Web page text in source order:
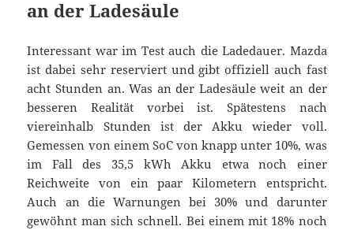
an der Ladesäule
Interessant war im Test auch die Ladedauer. Mazda
ist dabei sehr reserviert und gibt offiziell auch fast
acht Stunden an. Was an der Ladesäule weit an der
besseren Realität vorbei ist. Spätestens nach
viereinhalb Stunden ist der Akku wieder voll.
Gemessen von einem SoC von knapp unter 10%, was
im Fall des 35,5 kWh Akku etwa noch einer
Reichweite von ein paar Kilometern entspricht.
Auch an die Warnungen bei 30% und darunter
gewöhnt man sich schnell. Bei einem mit 18% noch